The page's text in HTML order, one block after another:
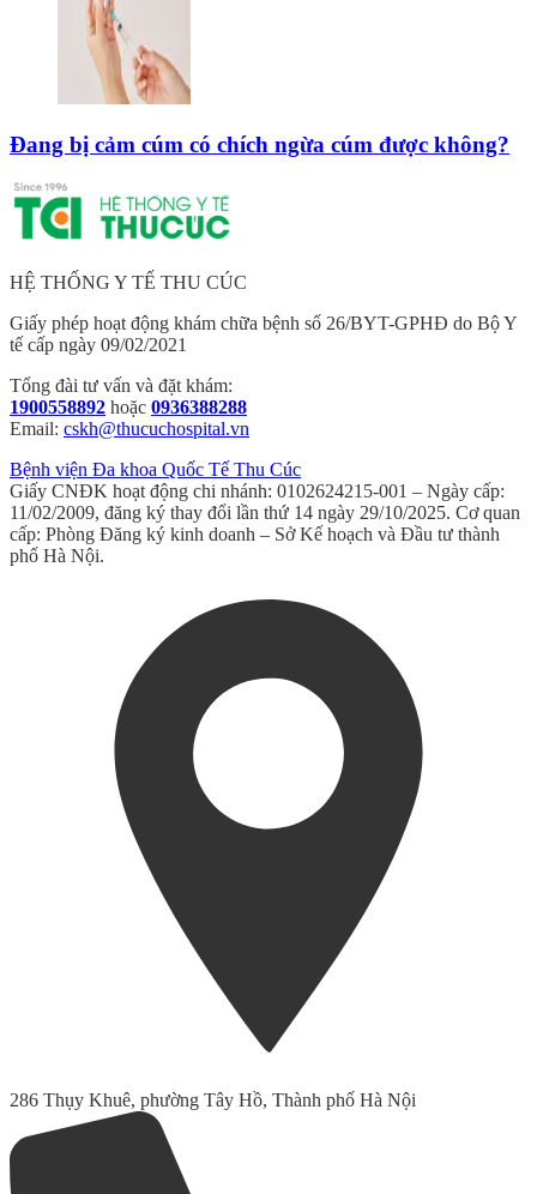
Đang bị cảm cúm có chích ngừa cúm được không?
HỆ THỐNG Y TẾ THU CÚC
Giấy phép hoạt động khám chữa bệnh số 26/BYT-GPHĐ do Bộ Y
tế cấp ngày 09/02/2021
Tổng đài tư vấn và đặt khám:
1900558892 hoặc 0936388288
Email: cskh@thucuchospital.vn
Bệnh viện Đa khoa Quốc Tế Thu Cúc
Giấy CNĐK hoạt động chi nhánh: 0102624215-001 – Ngày cấp:
11/02/2009, đăng ký thay đổi lần thứ 14 ngày 29/10/2025. Cơ quan
cấp: Phòng Đăng ký kinh doanh – Sở Kế hoạch và Đầu tư thành
phố Hà Nội.
286 Thụy Khuê, phường Tây Hồ, Thành phố Hà Nội